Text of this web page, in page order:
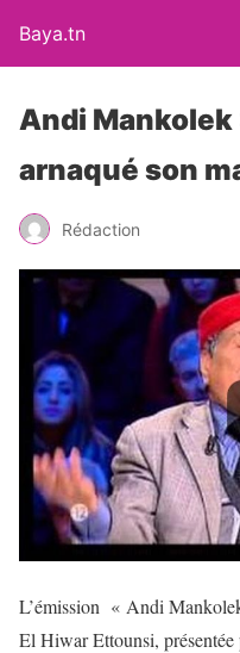
Baya.tn
Andi Mankolek
arnaqué son
Rédaction
L’émission « Andi
El Hiwar Ettounsi,